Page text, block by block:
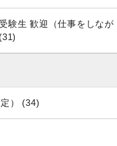
験生 歓迎（仕事をしなが
） (34)